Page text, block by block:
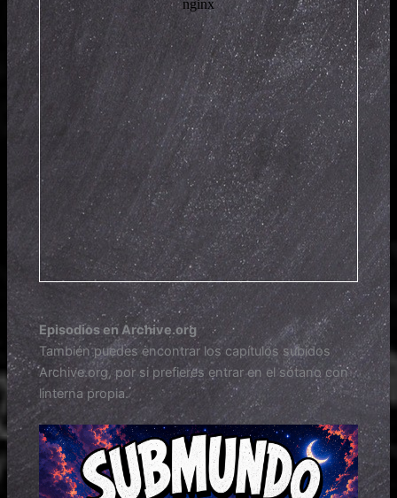
Episodios en Archive.org
También puedes encontrar los capítulos subidos
Archive.org, por si prefieres entrar en el sótano con
linterna propia.